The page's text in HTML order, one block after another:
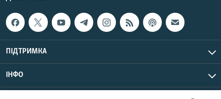
ПІДТРИМКА
ІНФО